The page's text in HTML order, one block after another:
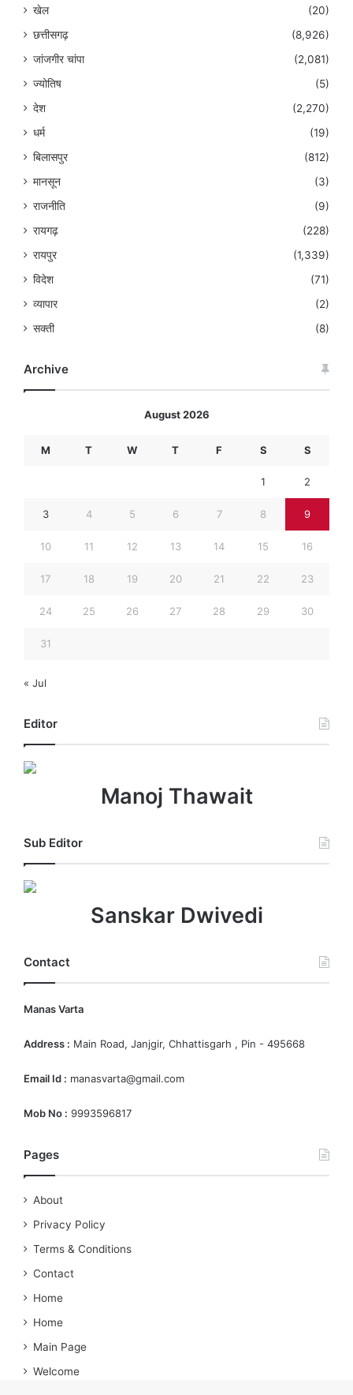
खेल
(20)
छत्तीसगढ़
(8,926)
जांजगीर चांपा
(2,081)
ज्योतिष
(5)
देश
(2,270)
धर्म
(19)
बिलासपुर
(812)
मानसून
(3)
राजनीति
(9)
रायगढ़
(228)
रायपुर
(1,339)
विदेश
(71)
व्यापार
(2)
सक्ती
(8)
Archive
August 2026
M T W T F S S
1 2
3 4 5 6 7 8 9
10 11 12 13 14 15 16
17 18 19 20 21 22 23
24 25 26 27 28 29 30
31
« Jul
Editor
Manoj Thawait
Sub Editor
Sanskar Dwivedi
Contact
Manas Varta
Address : Main Road, Janjgir, Chhattisgarh , Pin - 495668
Email Id : manasvarta@gmail.com
Mob No : 9993596817
Pages
About
Privacy Policy
Terms & Conditions
Contact
Home
Home
Main Page
Welcome